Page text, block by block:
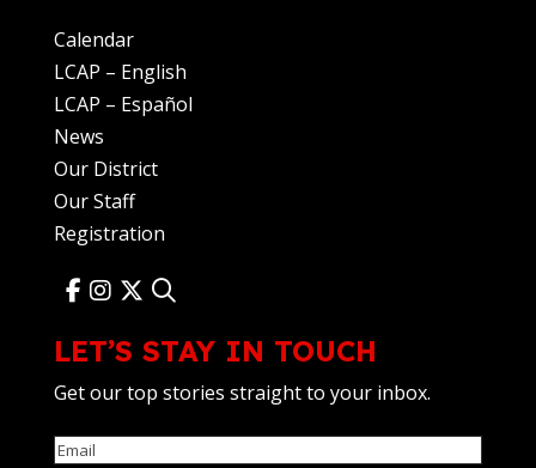
Calendar
LCAP – English
LCAP – Español
News
Our District
Our Staff
Registration
LET’S STAY IN TOUCH
Get our top stories straight to your inbox.
Email